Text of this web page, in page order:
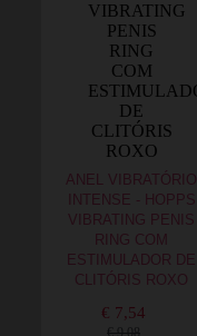
ANEL VIBRATÓRIO
INTENSE - HOPPS
VIBRATING PENIS
RING COM
ESTIMULADOR DE
CLITÓRIS ROXO
€ 7,54
€ 9,08